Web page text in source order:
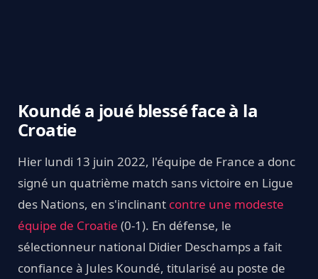
Koundé a joué blessé face à la
Croatie
Hier lundi 13 juin 2022, l'équipe de France a donc
signé un quatrième match sans victoire en Ligue
des Nations, en s'inclinant contre une modeste
équipe de Croatie (0-1). En défense, le
sélectionneur national Didier Deschamps a fait
confiance à Jules Koundé, titularisé au poste de